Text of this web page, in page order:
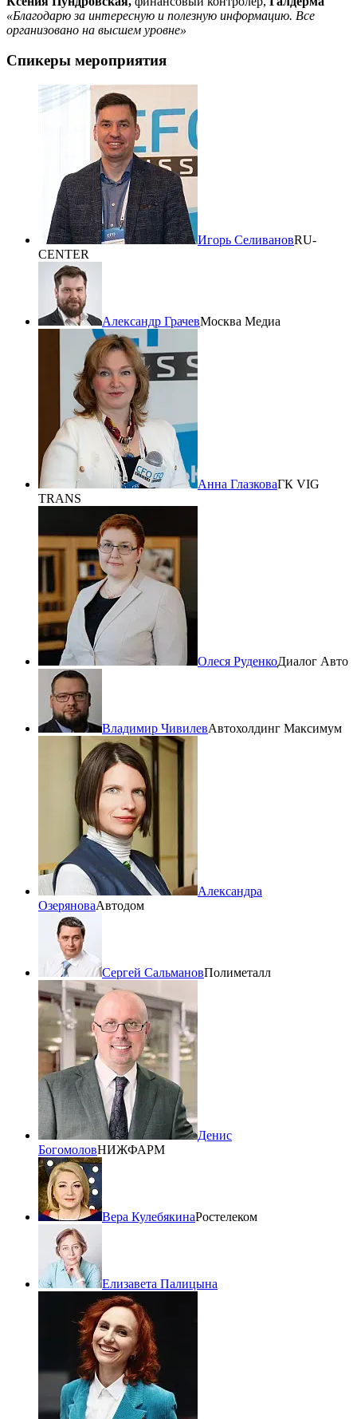
«Благодарю за интересную и полезную информацию. Все
организовано на высшем уровне»
Спикеры мероприятия
Игорь СеливановRU-
CENTER
Александр ГрачевМосква Медиа
Анна ГлазковаГК VIG
TRANS
Олеся РуденкоДиалог Авто
Владимир ЧивилевАвтохолдинг Максимум
Александра
ОзеряноваАвтодом
Сергей СальмановПолиметалл
Денис
БогомоловНИЖФАРМ
Вера КулебякинаРостелеком
Елизавета Палицына